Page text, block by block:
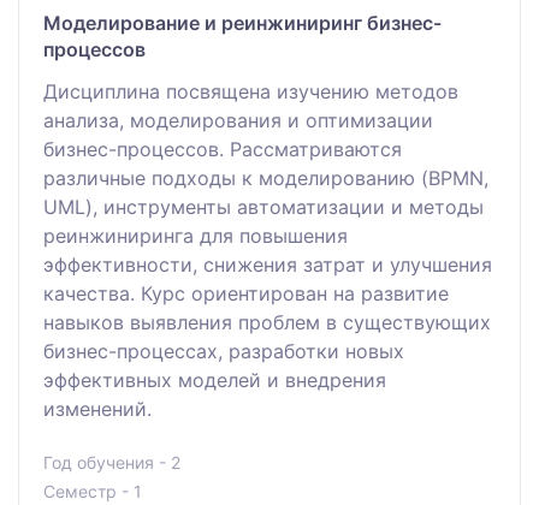
Моделирование и реинжиниринг бизнес-
процессов
Дисциплина посвящена изучению методов
анализа, моделирования и оптимизации
бизнес-процессов. Рассматриваются
различные подходы к моделированию (BPMN,
UML), инструменты автоматизации и методы
реинжиниринга для повышения
эффективности, снижения затрат и улучшения
качества. Курс ориентирован на развитие
навыков выявления проблем в существующих
бизнес-процессах, разработки новых
эффективных моделей и внедрения
изменений.
Год обучения - 2
Семестр - 1